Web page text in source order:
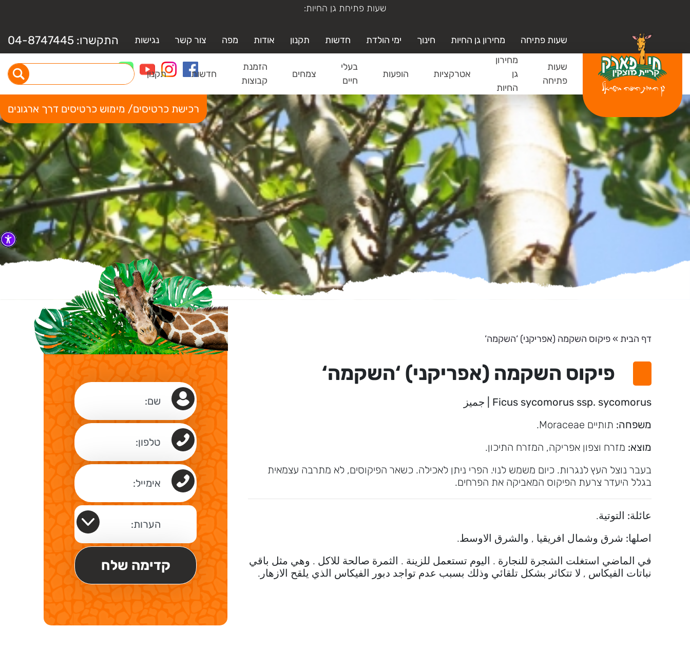
ימי א'-ה' משעה 19:00-9:00
שעות פתיחה מחירון גן החיות חינוך ימי הולדת חדשות תקנון אודות מפה צור קשר נגישות התקשרו: 04-8747445
שעות
פתיחה
מחירון
גן
החיות
אטרקציות הופעות
בעלי
חיים
צמחים
הזמנת
קבוצות
חדשות תקנון
רכישת כרטיסים/ מימוש כרטיסים דרך ארגונים
דף הבית »פיקוס השקמה (אפריקני) ‘השקמה‘
פיקוס השקמה (אפריקני) ‘השקמה‘
Ficus sycomorus ssp. sycomorus | جميز
משפחה: תותיים Moraceae.
מוצא: מזרח וצפון אפריקה, המזרח התיכון.
בעבר נוצל העץ לנגרות. כיום משמש לנוי. הפרי ניתן לאכילה. כשאר הפיקוסים, לא מתרבה עצמאית
בגלל היעדר צרעת הפיקוס המאביקה את הפרחים.
عائلة: التوتية.
اصلها: شرق وشمال افريقيا , والشرق الاوسط.
في الماضي استغلت الشجرة للنجارة . اليوم تستعمل للزينة . الثمرة صالحة للاكل . وهي مثل باقي
نباتات الفيكاس , لا تتكاثر بشكل تلقائي وذلك بسبب عدم تواجد دبور الفيكاس الذي يلقح الازهار.